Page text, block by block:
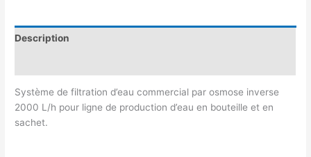
Description
Système de filtration d’eau commercial par osmose inverse
2000 L/h pour ligne de production d’eau en bouteille et en
sachet.